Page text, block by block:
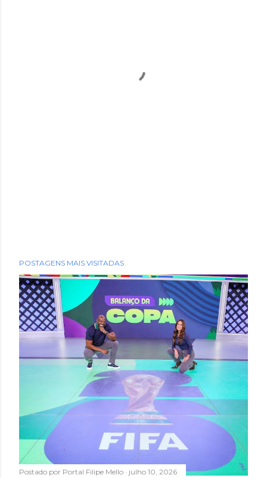
POSTAGENS MAIS VISITADAS
Postado por Portal Filipe Mello julho 10, 2026